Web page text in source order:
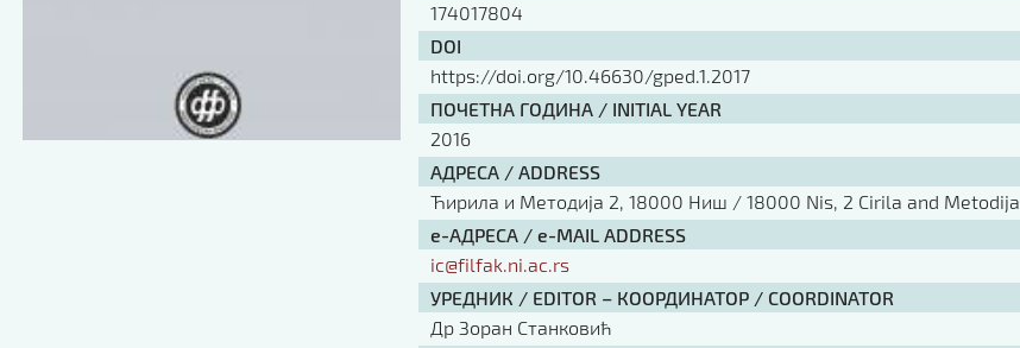
174017804
DOI
https://doi.org/10.46630/gped.1.2017
ПОЧЕТНА ГОДИНА / INITIAL YEAR
2016
АДРЕСА / ADDRESS
Ћирила и Методија 2, 18000 Ниш / 18000 Nis, 2 Cirila and Metodija
е-АДРЕСА / e-MAIL ADDRESS
ic@filfak.ni.ac.rs
УРЕДНИК / EDITOR – КООРДИНАТОР / COORDINATOR
Др Зоран Станковић